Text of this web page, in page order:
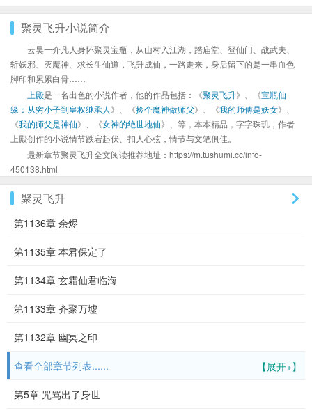
聚灵飞升小说简介
云昊一介凡人身怀聚灵宝瓶，从山村入江湖，踏庙堂、登仙门、战武夫、
斩妖邪、灭魔神、求长生仙道，飞升成仙，一路走来，身后留下的是一串血色
脚印和累累白骨……
上殿是一名出色的小说作者，他的作品包括：《聚灵飞升》、《宝瓶仙
缘：从穷小子到皇权继承人 》、《捡个魔神做师父》、《我的师傅是妖女》、
《我的师父是神仙》、《女神的绝世地仙》、等，本本精品，字字珠玑，作者
上殿创作的小说情节跌宕起伏、扣人心弦，情节与文笔俱佳。
最新章节聚灵飞升全文阅读推荐地址：https://m.tushumi.cc/info-
450138.html
聚灵飞升
第1136章 余烬
第1135章 本君保定了
第1134章 玄霜仙君临海
第1133章 齐聚万墟
第1132章 幽冥之印
【展开+】
查看全部章节列表......
第5章 咒骂出了身世